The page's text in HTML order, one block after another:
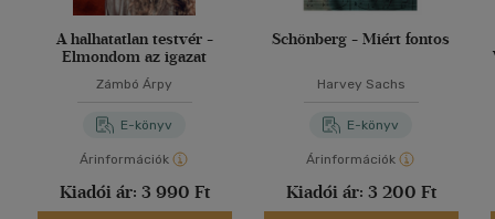
A halhatatlan testvér -
Elmondom az igazat
Zámbó Árpy
E-könyv
Árinformációk
Kiadói ár: 3 990 Ft
Schönberg - Miért fontos
Harvey Sachs
E-könyv
Árinformációk
Kiadói ár: 3 200 Ft